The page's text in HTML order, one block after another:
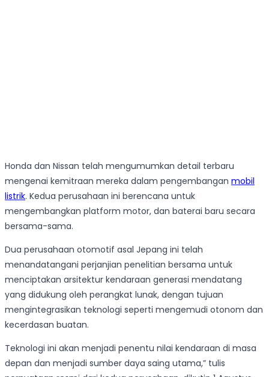
Honda dan Nissan telah mengumumkan detail terbaru
mengenai kemitraan mereka dalam pengembangan mobil
listrik. Kedua perusahaan ini berencana untuk
mengembangkan platform motor, dan baterai baru secara
bersama-sama.
Dua perusahaan otomotif asal Jepang ini telah
menandatangani perjanjian penelitian bersama untuk
menciptakan arsitektur kendaraan generasi mendatang
yang didukung oleh perangkat lunak, dengan tujuan
mengintegrasikan teknologi seperti mengemudi otonom dan
kecerdasan buatan.
Teknologi ini akan menjadi penentu nilai kendaraan di masa
depan dan menjadi sumber daya saing utama,” tulis